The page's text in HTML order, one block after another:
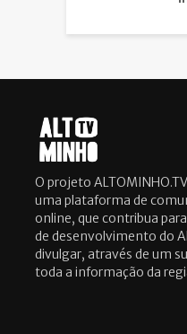
O projeto
uma plataforma de
online, que contribua
de desenvolvimento do
divulgar, através de um
toda a informação da